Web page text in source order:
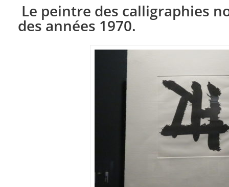
Le peintre des calligraphies
des années 1970.